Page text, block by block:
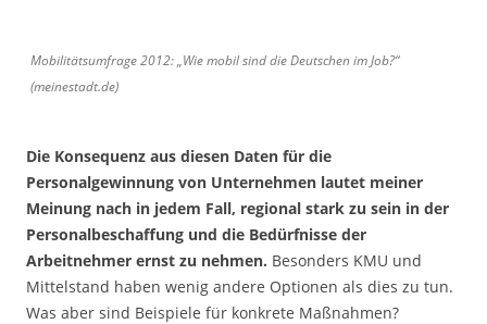
Mobilitätsumfrage 2012: „Wie mobil sind die Deutschen im Job?“
(meinestadt.de)
Die Konsequenz aus diesen Daten für die
Personalgewinnung von Unternehmen lautet meiner
Meinung nach in jedem Fall, regional stark zu sein in der
Personalbeschaffung und die Bedürfnisse der
Arbeitnehmer ernst zu nehmen. Besonders KMU und
Mittelstand haben wenig andere Optionen als dies zu tun.
Was aber sind Beispiele für konkrete Maßnahmen?